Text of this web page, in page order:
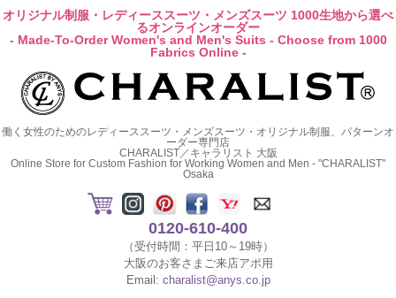
オリジナル制服・レディーススーツ・メンズスーツ 1000生地から選べ
るオンラインオーダー
- Made-To-Order Women's and Men's Suits - Choose from 1000
Fabrics Online -
働く女性のためのレディーススーツ・メンズスーツ・オリジナル制服、パターンオ
ーダー専門店
CHARALIST／キャラリスト 大阪
Online Store for Custom Fashion for Working Women and Men - "CHARALIST"
Osaka
0120-610-400
（受付時間：平日10～19時）
大阪のお客さまご来店アポ用
Email: charalist@anys.co.jp